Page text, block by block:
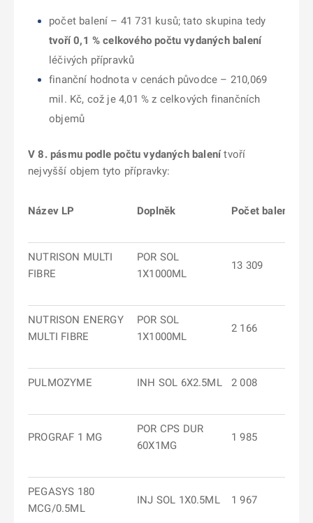
počet balení – 41 731 kusů; tato skupina tedy
tvoří 0,1 % celkového počtu vydaných balení
léčivých přípravků
finanční hodnota v cenách původce – 210,069
mil. Kč, což je 4,01 % z celkových finančních
objemů
V 8. pásmu podle počtu vydaných balenítvoří
nejvyšší objem tyto přípravky:
Název LP Doplněk Počet balení
NUTRISON MULTI
FIBRE
POR SOL
1X1000ML
13 309
NUTRISON ENERGY
MULTI FIBRE
POR SOL
1X1000ML
2 166
PULMOZYME INH SOL 6X2.5ML 2 008
PROGRAF 1 MG
POR CPS DUR
60X1MG
1 985
PEGASYS 180
MCG/0.5ML
INJ SOL 1X0.5ML 1 967